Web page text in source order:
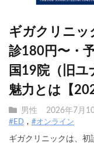
ギガクリニッ
診180円〜・
国19院（旧
魅力とは【
男性 2026年7月
#ED #オンライン
ギガクリニックは、初